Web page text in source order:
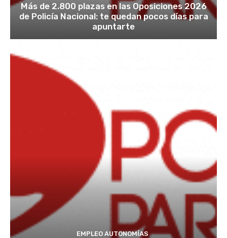
Más de 2.800 plazas en las Oposiciones 2026
de Policía Nacional: te quedan pocos días para
apuntarte
EMPLEO AUTONOMÍAS